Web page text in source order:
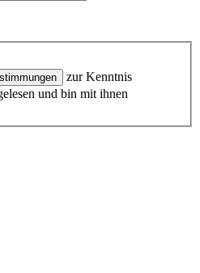
zur Kenntnis
und bin mit ihnen